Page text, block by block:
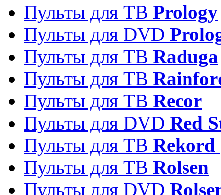
Пульты для ТВ Prology
Пульты для DVD
Пульты для ТВ Raduga
Пульты для ТВ
Пульты для ТВ Recor
Пульты для DVD Red
Пульты для ТВ Rekord
Пульты для ТВ Rolsen
Пульты для DVD